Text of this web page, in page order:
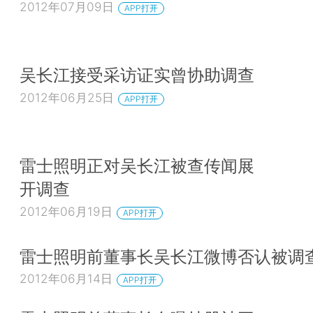
2012年07月09日 APP打开
吴长江接受采访证实曾协助调查
2012年06月25日 APP打开
雷士照明正对吴长江被查传闻展
开调查
2012年06月19日 APP打开
雷士照明前董事长吴长江微博否认被调
2012年06月14日 APP打开